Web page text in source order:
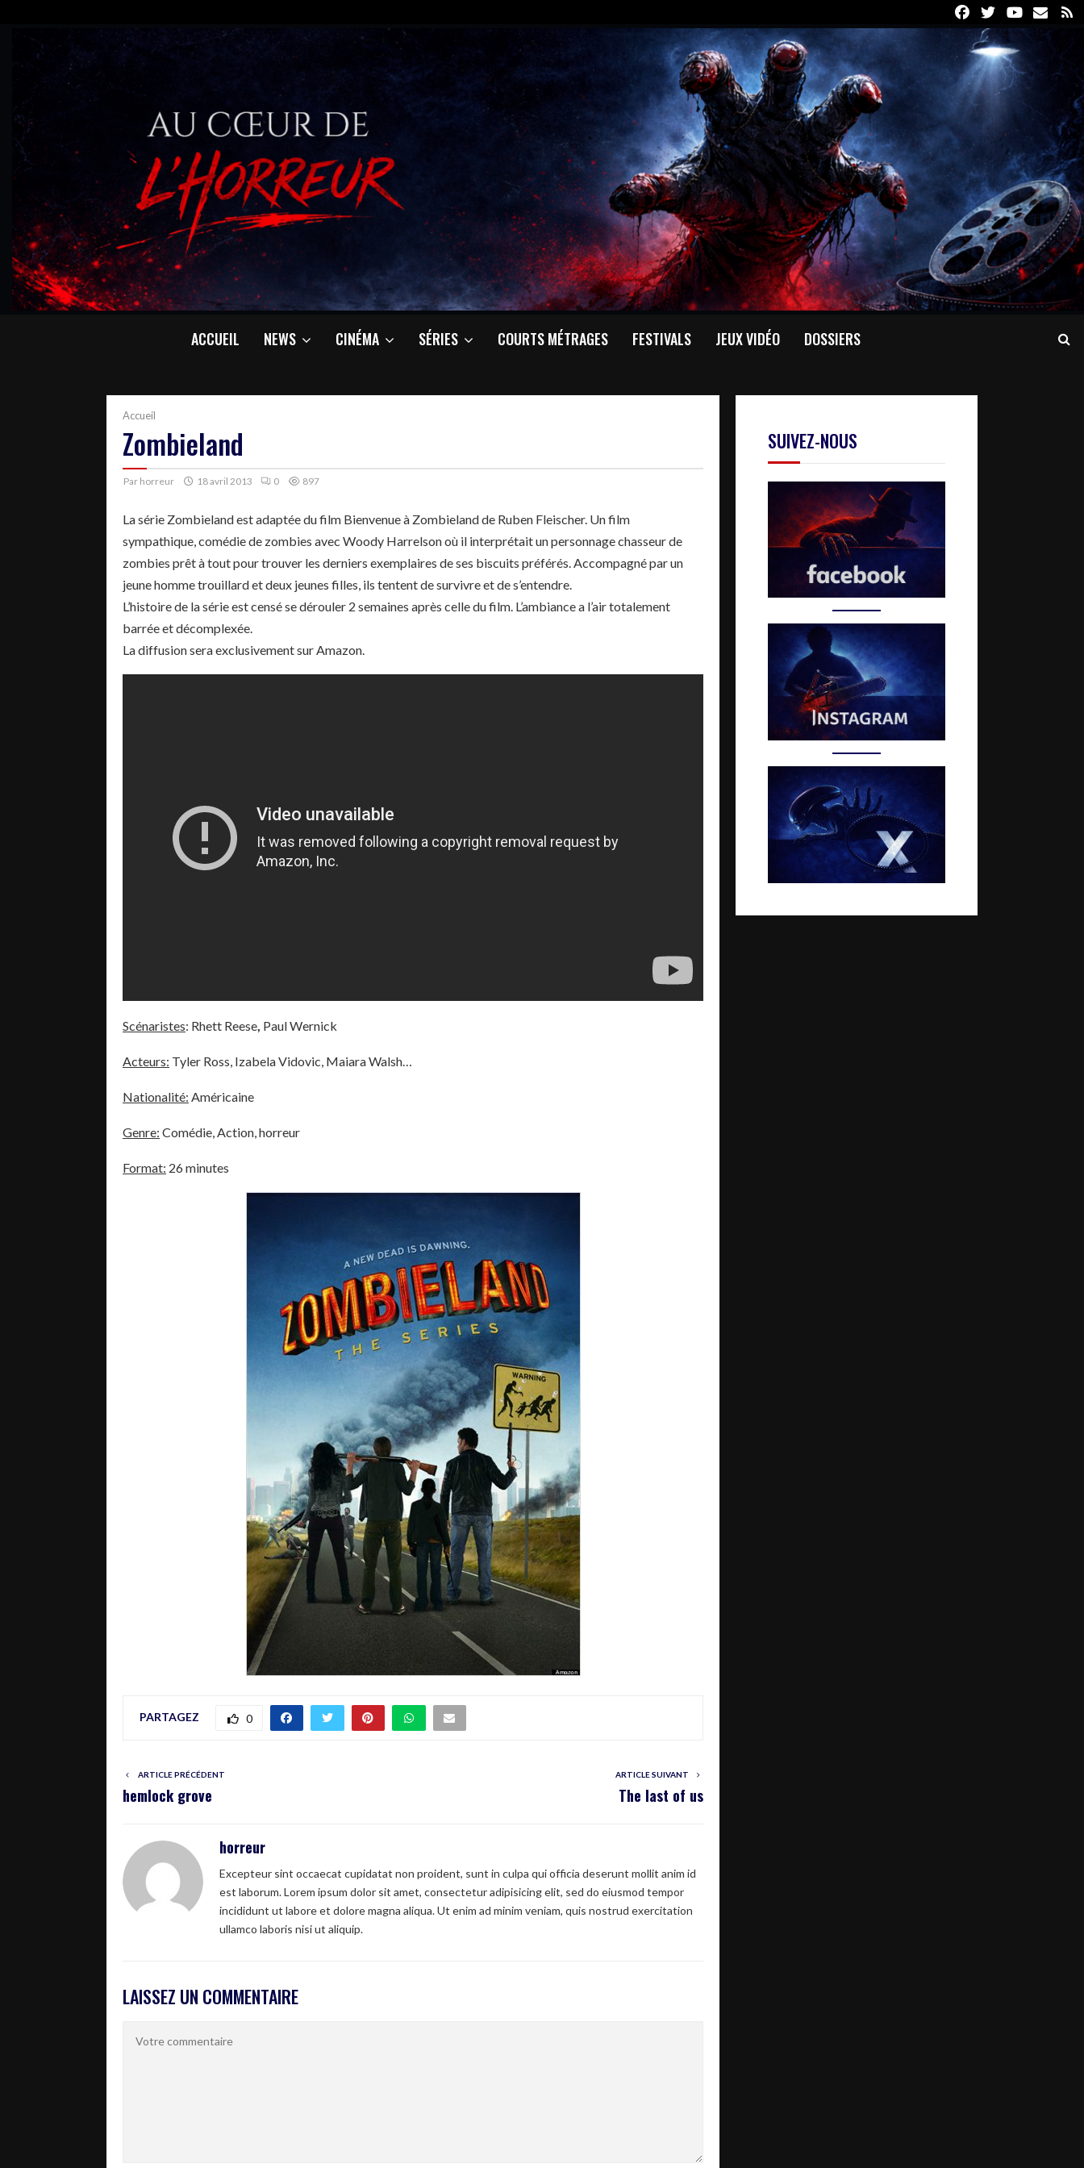
FacebookTwitterYoutube
Email
ACCUEIL NEWS CINÉMA SÉRIES COURTS MÉTRAGES FESTIVALS JEUX VIDÉO DOSSIERS
Accueil
Zombieland
Par horreur 18 avril 2013 0 897
La série Zombieland est adaptée du film Bienvenue à Zombieland de Ruben Fleischer. Un film
sympathique, comédie de zombies avec Woody Harrelson où il interprétait un personnage chasseur de
zombies prêt à tout pour trouver les derniers exemplaires de ses biscuits préférés. Accompagné par un
jeune homme trouillard et deux jeunes filles, ils tentent de survivre et de s’entendre.
L’histoire de la série est censé se dérouler 2 semaines après celle du film. L’ambiance a l’air totalement
barrée et décomplexée.
La diffusion sera exclusivement sur Amazon.
Scénaristes: Rhett Reese, Paul Wernick
Acteurs: Tyler Ross, Izabela Vidovic, Maiara Walsh…
Nationalité: Américaine
Genre: Comédie, Action, horreur
Format: 26 minutes
PARTAGEZ 0
ARTICLE PRÉCÉDENT
hemlock grove
ARTICLE SUIVANT
The last of us
horreur
Excepteur sint occaecat cupidatat non proident, sunt in culpa qui officia deserunt mollit anim id
est laborum. Lorem ipsum dolor sit amet, consectetur adipisicing elit, sed do eiusmod tempor
incididunt ut labore et dolore magna aliqua. Ut enim ad minim veniam, quis nostrud exercitation
ullamco laboris nisi ut aliquip.
LAISSEZ UN COMMENTAIRE
SUIVEZ-NOUS